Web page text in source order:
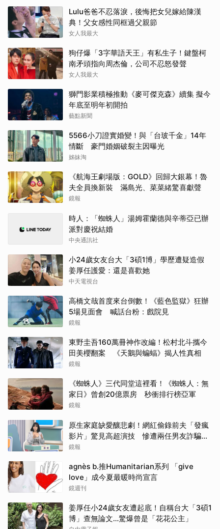
Lulu爸爸不忍落淚，後悔把女兒嫁給陳漢
典！父女感性同框過父親節
女人我最大
狗仔爆「3字華語天王」有私生子！鍵盤柯
南矛頭指向周杰倫，公司不忍怒發聲
女人我最大
獅門影業積極推動《麥可傑克森》續集 擬今
年底至明年初開拍
藝點新聞
5566小刀證實婚變！與「台玻千金」14年
情斷 豪門婚姻破裂主因曝光
姊妹淘
《航海王劇場版：GOLD》回歸大銀幕！魯
夫全員換新裝 滿島光、菜菜緒驚喜獻聲
鏡報
時人：「蜘蛛人」湯姆霍蘭德與辛蒂亞已辦
派對慶祝結婚
中央通訊社
小24歲女友台大「3碩1博」學歷遭疑造假
姜厚任護愛：還是喜歡她
中天電視台
高橋文哉首度來台倒數！《藍色監獄》狂辦
5場見面會 喊話台粉：戲院見
鏡報
東野圭吾160萬冊神作改編！松村北斗攜今
田美櫻翻案 《天鵝與蝙蝠》揭人性真相
鏡報
《蜘蛛人》三代同堂這裡看！《蜘蛛人：無
家日》曾創20億票房 秒衝排行榜亞軍
鏡報
原生家庭缺愛釀悲劇！網紅偷錄前夫「發瘋
影片」驚見高超演技 慘遭兩任男友詐騙
2000多萬
鏡報
agnès b.推Humanitarian系列 「give
love」成今夏最暖時尚宣言
鏡週刊
姜厚任小24歲女友遭起底！自稱台大「3碩1
博」查無論文…驚爆曾是「花花公主」